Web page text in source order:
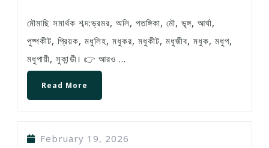
মৌমাছি সমার্থক শব্দ:ভ্রমর, অলি, পতঙ্গিকা, মৌ, ভৃঙ্গ, আর্ঘা,
পুষ্পকীট, প্রিয়ক, মধুলিহ, মধুকর, মধুকীট, মধুজীব, মধুক, মধুপ,
মধুপায়ী, সুকান্ডী। 👉 আরও ...
Read More
February 19, 2026